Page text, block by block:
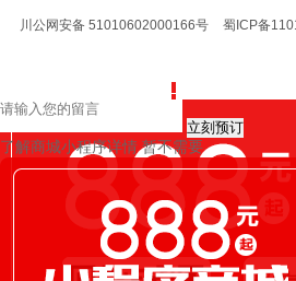
川公网安备 51010602000166号 蜀ICP备
立刻预订
了解商城小程序详情 暂不需要